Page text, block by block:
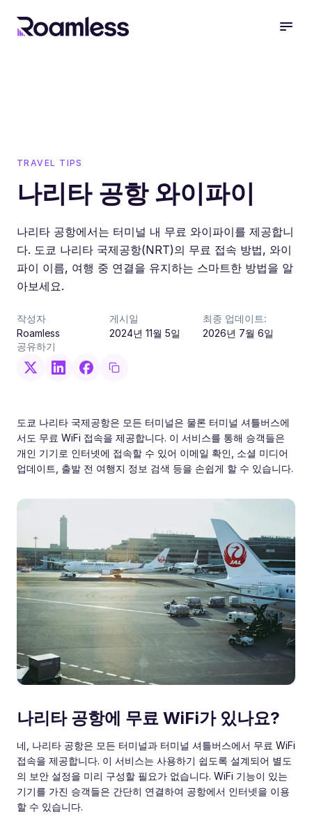
TRAVEL TIPS
나리타 공항 와이파이
나리타 공항에서는 터미널 내 무료 와이파이를 제공합니
다. 도쿄 나리타 국제공항(NRT)의 무료 접속 방법, 와이
파이 이름, 여행 중 연결을 유지하는 스마트한 방법을 알
아보세요.
작성자
Roamless
게시일
2024년 11월 5일
최종 업데이트:
2026년 7월 6일
공유하기
도쿄 나리타 국제공항은 모든 터미널은 물론 터미널 셔틀버스에
서도 무료 WiFi 접속을 제공합니다. 이 서비스를 통해 승객들은
개인 기기로 인터넷에 접속할 수 있어 이메일 확인, 소셜 미디어
업데이트, 출발 전 여행지 정보 검색 등을 손쉽게 할 수 있습니다.
나리타 공항에 무료 WiFi가 있나요?
네, 나리타 공항은 모든 터미널과 터미널 셔틀버스에서 무료 WiFi
접속을 제공합니다. 이 서비스는 사용하기 쉽도록 설계되어 별도
의 보안 설정을 미리 구성할 필요가 없습니다. WiFi 기능이 있는
기기를 가진 승객들은 간단히 연결하여 공항에서 인터넷을 이용
할 수 있습니다.